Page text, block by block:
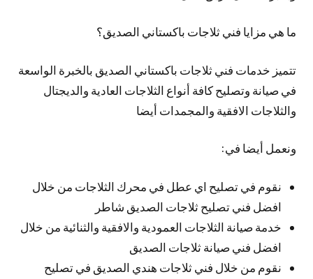
ما هي مزايا فني ثلاجات باكستاني الصديق؟
تتميز خدمات فني ثلاجات باكستاني الصديق بالخبرة الواسعة
في صيانة وتصليح كافة أنواع الثلاجات العادية والديجتال
والثلاجات الافقية والمجمدات أيضا
ونعمل أيضا في:
نقوم في تصليح اي عطل في محرك الثلاجات من خلال
افضل فني تصليح ثلاجات الصديق شاطر
خدمة صيانة الثلاجات العمودية والافقية والثنائية من خلال
افضل فني صيانة ثلاجات الصديق
نقوم من خلال فني ثلاجات هندي الصديق في تصليح